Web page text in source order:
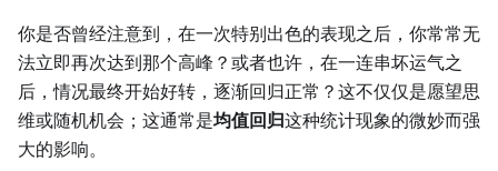
你是否曾经注意到，在一次特别出色的表现之后，你常常无
法立即再次达到那个高峰？或者也许，在一连串坏运气之
后，情况最终开始好转，逐渐回归正常？这不仅仅是愿望思
维或随机机会；这通常是均值回归这种统计现象的微妙而强
大的影响。